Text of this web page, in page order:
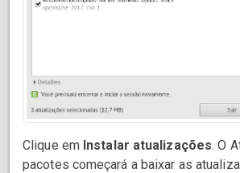
Clique em Instalar atualizações. O
pacotes começará a baixar as